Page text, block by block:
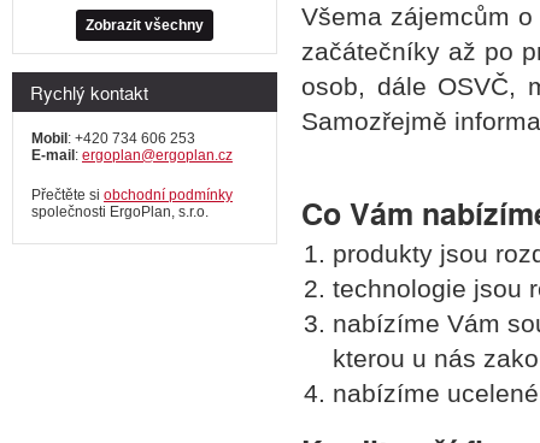
Všema zájemcům
začátečníky až po
osob, dále OSVČ,
Samozřejmě
Co Vám
produkty jsou
technologie jsou
nabízíme Vám
kterou u nás
nabízíme
Zobrazit všechny
Rychlý kontakt
Mobil : +420 734 606 253
E-mail : ergoplan@ergoplan.cz
Přečtěte si obchodní podmínky
společnosti ErgoPlan, s.r.o.